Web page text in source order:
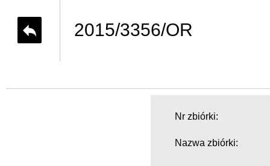
2015/3356/OR
Nr zbiórki:
Nazwa zbiórki: